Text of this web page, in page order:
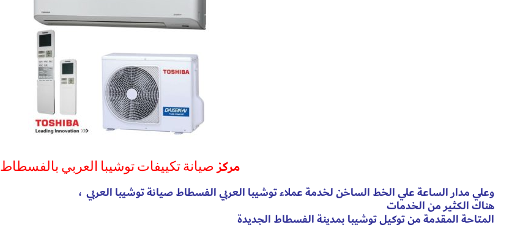
مركزصيانة تكييفات توشيبا العربي بالفسطاط
وعلي مدار الساعة علي الخط الساخن لخدمة عملاء توشيبا العربي الفسطاطصيانة توشيبا العربي ،
هناك الكثير من الخدمات
المتاحة المقدمة من توكيل توشيبا بمدينة الفسطاط الجديدة